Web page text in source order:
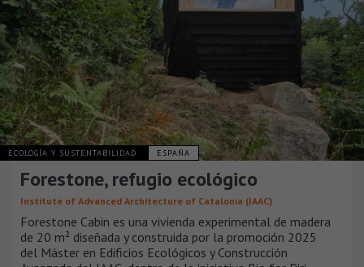
ECOLOGÍA Y SUSTENTABILIDAD ESPAÑA
Forestone, refugio ecológico
Institute of Advanced Architecture of Catalonia (IAAC)
Forestone Cabin es una vivienda experimental de madera
de 20 m² diseñada y construida por la promoción 2025
del Máster en Edificios Ecológicos y Construcción